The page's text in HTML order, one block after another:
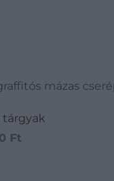
mázas
tárgyak
Ft